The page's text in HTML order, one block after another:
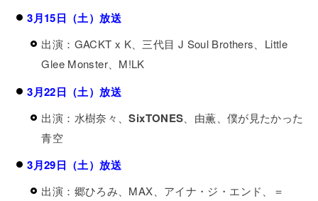
3月15日（土）放送
出演：GACKT x K、三代目 J Soul Brothers、Little
Glee Monster、M!LK
3月22日（土）放送
出演：水樹奈々、SixTONES 、由薫、僕が見たかった
青空
3月29日（土）放送
出演：郷ひろみ、MAX、アイナ・ジ・エンド、＝